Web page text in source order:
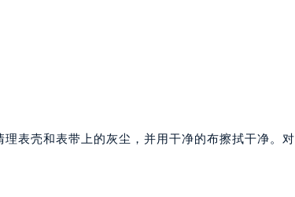
03室（需提前预约）
表壳和表带上的灰尘，并用干净的布擦拭干净。对